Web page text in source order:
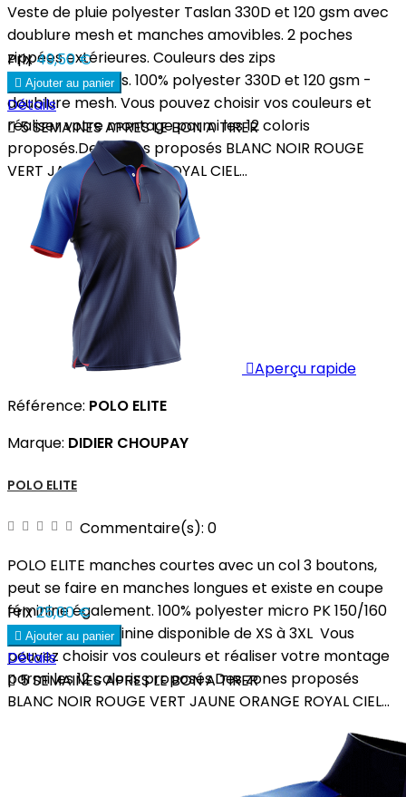
Veste de pluie polyester Taslan 330D et 120 gsm avec
doublure mesh et manches amovibles. 2 poches
zippées extérieures. Couleurs des zips
personnalisables. 100% polyester 330D et 120 gsm -
doublure mesh. Vous pouvez choisir vos couleurs et
réaliser votre montage parmi les 12 coloris
proposés.Des zones proposés BLANC NOIR ROUGE
VERT JAUNE ORANGE ROYAL CIEL...
Prix49,50 €
 Ajouter au panier
Détails
5 SEMAINES APRES LE BON A TIRER
Aperçu rapide
Référence: POLO ELITE
Marque: DIDIER CHOUPAY
POLO ELITE
Commentaire(s): 0
POLO ELITE manches courtes avec un col 3 boutons,
peut se faire en manches longues et existe en coupe
féminine également. 100% polyester micro PK 150/160
gsm Coupe féminine disponible de XS à 3XL Vous
pouvez choisir vos couleurs et réaliser votre montage
parmi les 12 coloris proposés.Des zones proposés
BLANC NOIR ROUGE VERT JAUNE ORANGE ROYAL CIEL...
Prix25,00 €
 Ajouter au panier
Détails
5 SEMAINES APRES LE BON A TIRER